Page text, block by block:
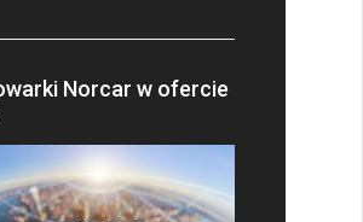
Norcar w ofercie